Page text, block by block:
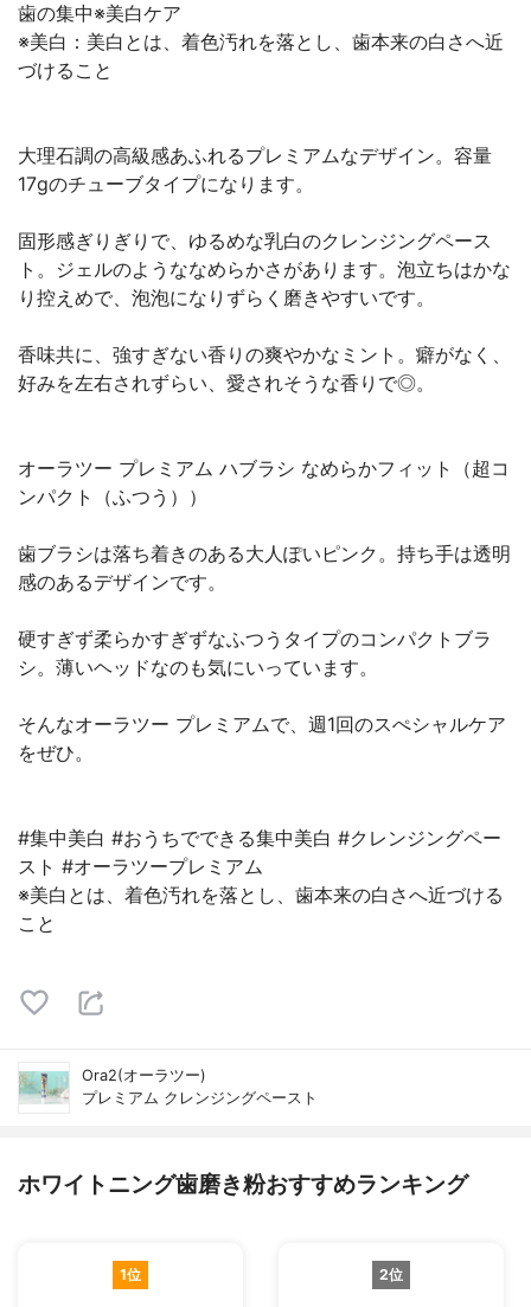
歯の集中※美白ケア
※美白：美白とは、着色汚れを落とし、歯本来の白さへ近
づけること
大理石調の高級感あふれるプレミアムなデザイン。容量
17gのチューブタイプになります。
固形感ぎりぎりで、ゆるめな乳白のクレンジングペース
ト。ジェルのようななめらかさがあります。泡立ちはかな
り控えめで、泡泡になりずらく磨きやすいです。
香味共に、強すぎない香りの爽やかなミント。癖がなく、
好みを左右されずらい、愛されそうな香りで◎。
オーラツー プレミアム ハブラシ なめらかフィット（超コ
ンパクト（ふつう））
歯ブラシは落ち着きのある大人ぽいピンク。持ち手は透明
感のあるデザインです。
硬すぎず柔らかすぎずなふつうタイプのコンパクトブラ
シ。薄いヘッドなのも気にいっています。
そんなオーラツー プレミアムで、週1回のスぺシャルケア
をぜひ。
#集中美白 #おうちでできる集中美白 #クレンジングペー
スト #オーラツープレミアム
※美白とは、着色汚れを落とし、歯本来の白さへ近づける
こと
Ora2(オーラツー)
プレミアム クレンジングペースト
ホワイトニング歯磨き粉おすすめランキング
1位 2位